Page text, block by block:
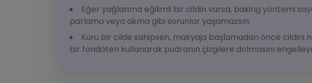
Eğer yağlanma eğilimli bir cildin varsa, baking yöntemi
parlama veya akma gibi sorunlar yaşamazsın.
Kuru bir cilde sahipsen, makyaja başlamadan önce cildini
bir fondöten kullanarak pudranın çizgilere dolmasını